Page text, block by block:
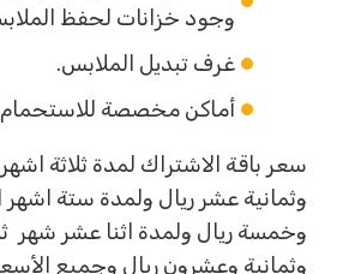
وجود خزانات لحفظ الملابس
غرف تبديل الملابس.
أماكن مخصصة للاستحمام.
سعر باقة الاشتراك لمدة ثلاثة اشهر
وثمانية عشر ريال ولمدة ستة اشهر
وخمسة ريال ولمدة اثنا عشر شهر
وثمانية وعشرون ريال وجميع